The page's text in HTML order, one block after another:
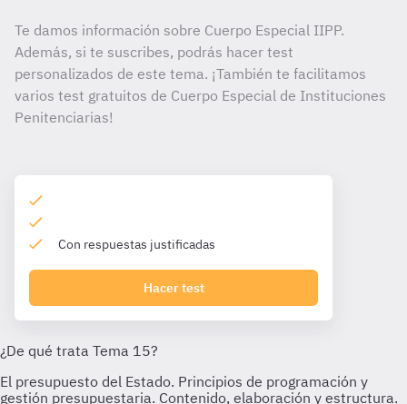
Te damos información sobre Cuerpo Especial IIPP.
Además, si te suscribes, podrás hacer test
personalizados de este tema. ¡También te facilitamos
varios test gratuitos de Cuerpo Especial de Instituciones
Penitenciarias!
Con respuestas justificadas
Hacer test